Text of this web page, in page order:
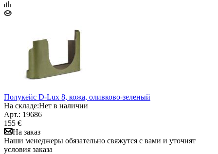
Полукейс D-Lux 8, кожа, оливково-зеленый
На складе:Нет в наличии
Арт.: 19686
155 €
На заказ
Наши менеджеры обязательно свяжутся с вами и уточнят
условия заказа